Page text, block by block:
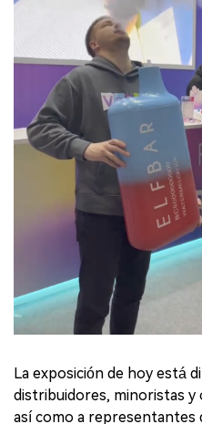
La exposición de hoy está
distribuidores, minoristas y
así como a representantes